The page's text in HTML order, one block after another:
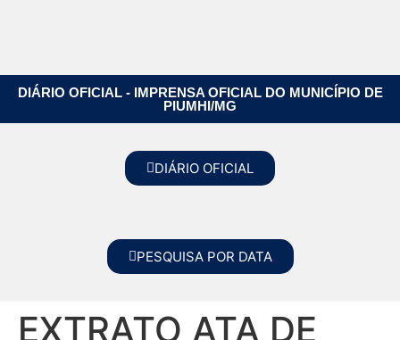
DIÁRIO OFICIAL - IMPRENSA OFICIAL DO MUNICÍPIO DE
PIUMHI/MG
DIÁRIO OFICIAL
PESQUISA POR DATA
EXTRATO ATA DE